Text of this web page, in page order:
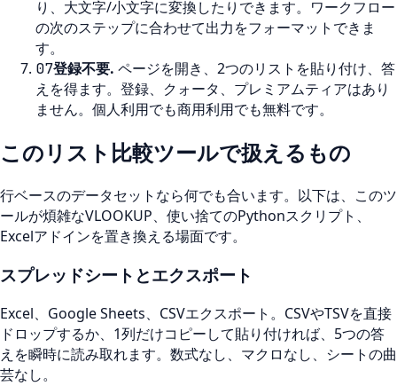
り、大文字/小文字に変換したりできます。ワークフロー
の次のステップに合わせて出力をフォーマットできま
す。
07登録不要. ページを開き、2つのリストを貼り付け、答
えを得ます。登録、クォータ、プレミアムティアはあり
ません。個人利用でも商用利用でも無料です。
このリスト比較ツールで扱えるもの
行ベースのデータセットなら何でも合います。以下は、このツ
ールが煩雑なVLOOKUP、使い捨てのPythonスクリプト、
Excelアドインを置き換える場面です。
スプレッドシートとエクスポート
Excel、Google Sheets、CSVエクスポート。CSVやTSVを直接
ドロップするか、1列だけコピーして貼り付ければ、5つの答
えを瞬時に読み取れます。数式なし、マクロなし、シートの曲
芸なし。